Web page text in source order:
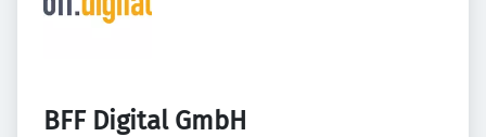
BFF Digital GmbH